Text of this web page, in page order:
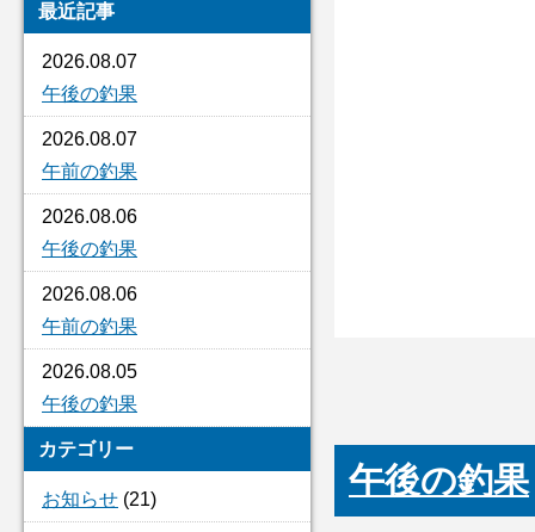
最近記事
2026.08.07
午後の釣果
2026.08.07
午前の釣果
2026.08.06
午後の釣果
2026.08.06
午前の釣果
2026.08.05
午後の釣果
カテゴリー
お知らせ (21) 午後の釣果